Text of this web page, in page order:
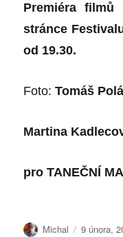
Premiéra filmů
stránce
od 19.30.
Foto: Tomáš
Martina
proTANEČNÍ
Autor:
Michal 9 února,